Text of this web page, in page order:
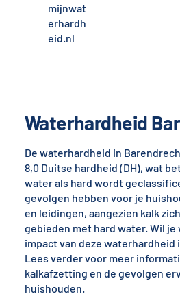
mijnwat
erhardh
eid.nl
Waterhardheid
De waterhardheid in
8,0 Duitse hardheid (DH), wat
water als hard wordt
gevolgen hebben voor je
en leidingen, aangezien kalk
gebieden met hard water. Wil je
impact van deze waterhardheid
Lees verder voor meer
kalkafzetting en de gevolgen
huishouden.